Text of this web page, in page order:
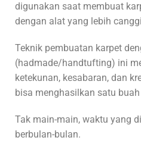
digunakan saat membuat
dengan alat yang lebih
Teknik pembuatan karpet
(hadmade/handtufting) ini
ketekunan, kesabaran, dan
bisa menghasilkan satu
Tak main-main, waktu yang
berbulan-bulan.